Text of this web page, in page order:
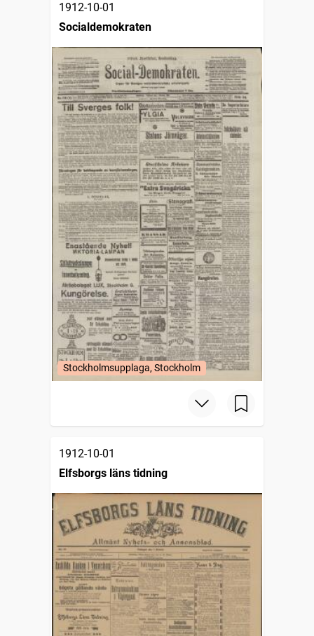
1912-10-01
Socialdemokraten
Stockholmsupplaga, Stockholm
1912-10-01
Elfsborgs läns tidning